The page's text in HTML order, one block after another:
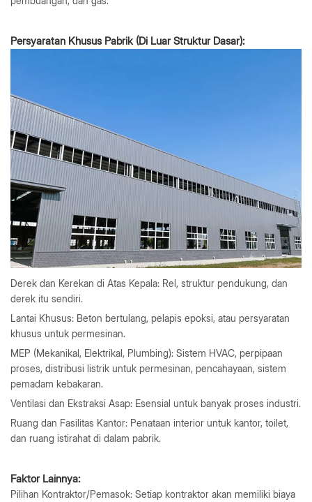
Persyaratan Khusus Pabrik (Di Luar Struktur Dasar):
Derek dan Kerekan di Atas Kepala: Rel, struktur pendukung, dan
derek itu sendiri.
Lantai Khusus: Beton bertulang, pelapis epoksi, atau persyaratan
khusus untuk permesinan.
MEP (Mekanikal, Elektrikal, Plumbing): Sistem HVAC, perpipaan
proses, distribusi listrik untuk permesinan, pencahayaan, sistem
pemadam kebakaran.
Ventilasi dan Ekstraksi Asap: Esensial untuk banyak proses industri.
Ruang dan Fasilitas Kantor: Penataan interior untuk kantor, toilet,
dan ruang istirahat di dalam pabrik.
Faktor Lainnya:
Pilihan Kontraktor/Pemasok: Setiap kontraktor akan memiliki biaya